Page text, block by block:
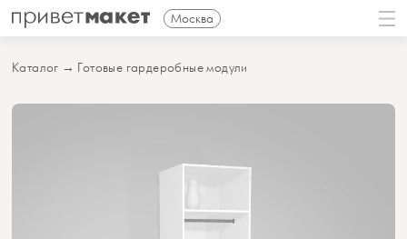
Москва
Каталог → Готовые гардеробные модули